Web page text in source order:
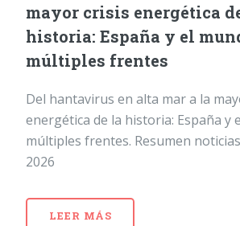
mayor crisis energética
historia: España y el
múltiples frentes
Del hantavirus en alta mar a la
energética de la historia: España y
múltiples frentes. Resumen
2026
LEER MÁS